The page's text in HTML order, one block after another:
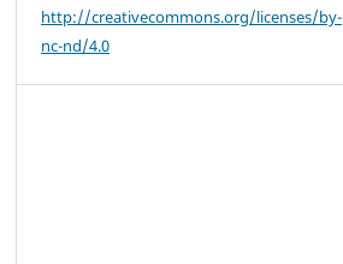
http://creativecommons.org/licenses/by-
nc-nd/4.0